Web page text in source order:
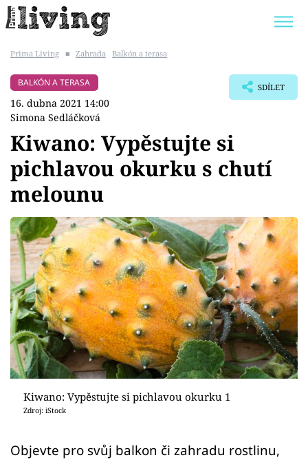
BYDLENÍ SLAVNÝCH
Témata
Bydlení
Zahrada
Design
Sledujte prima+
Přihlášení
Sledujte nás
Prima Living ■ Zahrada Balkón a terasa
BALKÓN A TERASA
16. dubna 2021 14:00
Simona Sedláčková
SDÍLET
Kiwano: Vypěstujte si
pichlavou okurku s chutí
melounu
Kiwano: Vypěstujte si pichlavou okurku 1
Zdroj: iStock
Objevte pro svůj balkon či zahradu rostlinu,